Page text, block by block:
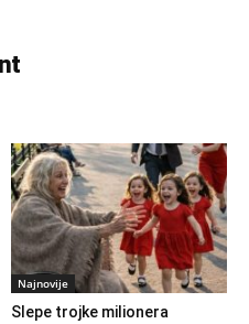
Najnovije
Slepe trojke milionera